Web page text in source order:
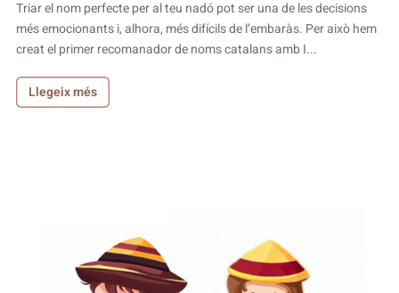
Triar el nom perfecte per al teu nadó pot ser una de les decisions
més emocionants i, alhora, més difícils de l’embaràs. Per això hem
creat el primer recomanador de noms catalans amb I...
Llegeix més